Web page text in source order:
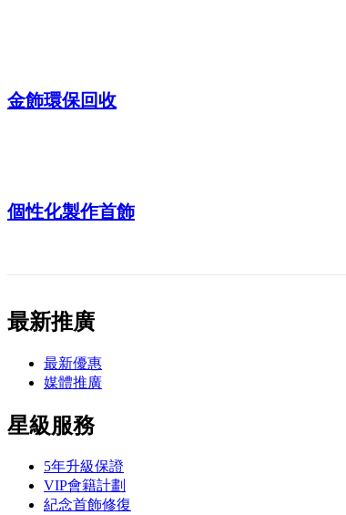
金飾環保回收
個性化製作首飾
最新推廣
最新優惠
媒體推廣
星級服務
5年升級保證
VIP會籍計劃
紀念首飾修復